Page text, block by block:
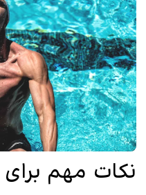
نکات مهم